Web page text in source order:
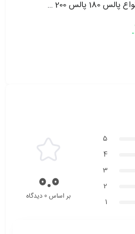
پالس 200 …
5
4
3
2
1
0.0بر اساس 0 دیدگاه